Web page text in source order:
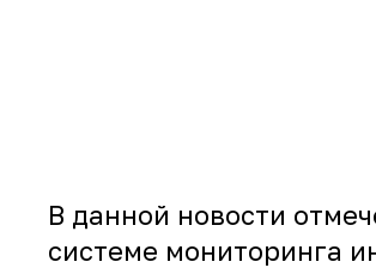
В данной новости
системе мониторинга